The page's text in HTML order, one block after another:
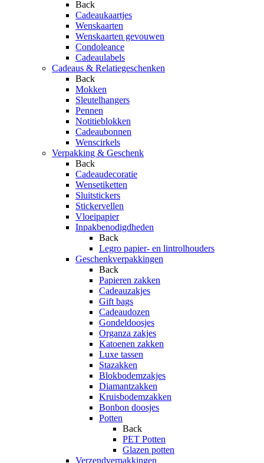
Back
Cadeaukaartjes
Wenskaarten
Wenskaarten gevouwen
Condoleance
Cadeaulabels
Cadeaus & Relatiegeschenken
Back
Mokken
Sleutelhangers
Pennen
Notitieblokken
Cadeaubonnen
Wenscirkels
Verpakking & Geschenk
Back
Cadeaudecoratie
Wensetiketten
Sluitstickers
Stickervellen
Vloeipapier
Inpakbenodigdheden
Back
Legro papier- en lintrolhouders
Geschenkverpakkingen
Back
Papieren zakken
Cadeauzakjes
Gift bags
Cadeaudozen
Gondeldoosjes
Organza zakjes
Katoenen zakken
Luxe tassen
Stazakken
Blokbodemzakjes
Diamantzakken
Kruisbodemzakken
Bonbon doosjes
Potten
Back
PET Potten
Glazen potten
Verzendverpakkingen